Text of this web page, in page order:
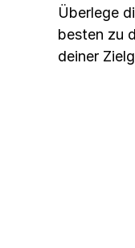
Überlege
besten zu
deiner